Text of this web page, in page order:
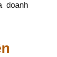
doanh